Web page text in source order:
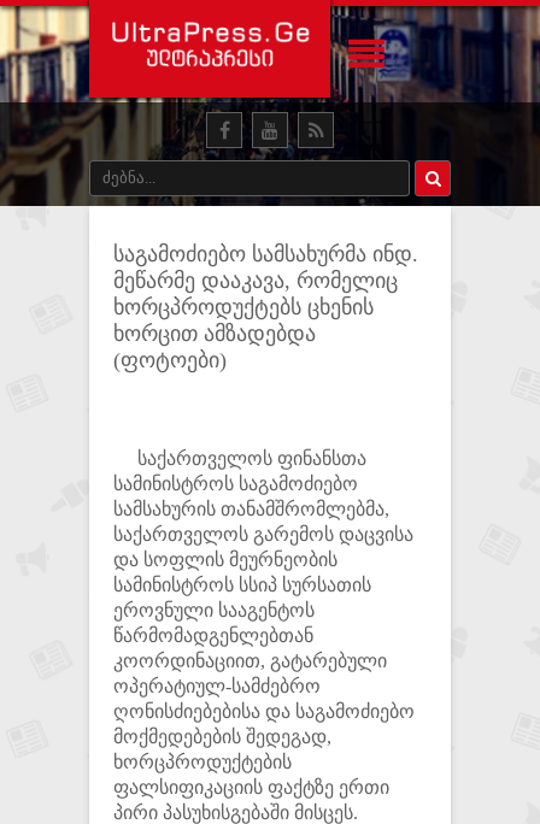
საგამოძიებო სამსახურმა ინდ.
მეწარმე დააკავა, რომელიც
ხორცპროდუქტებს ცხენის
ხორცით ამზადებდა
(ფოტოები)
საქართველოს ფინანსთა
სამინისტროს საგამოძიებო
სამსახურის თანამშრომლებმა,
საქართველოს გარემოს დაცვისა
და სოფლის მეურნეობის
სამინისტროს სსიპ სურსათის
ეროვნული სააგენტოს
წარმომადგენლებთან
კოორდინაციით, გატარებული
ოპერატიულ-სამძებრო
ღონისძიებებისა და საგამოძიებო
მოქმედებების შედეგად,
ხორცპროდუქტების
ფალსიფიკაციის ფაქტზე ერთი
პირი პასუხისგებაში მისცეს.